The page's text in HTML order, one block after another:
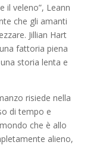
il veleno”, Leann
che gli amanti
Jillian Hart
fattoria piena
storia lenta e
risiede nella
di tempo e
che è allo
alieno,